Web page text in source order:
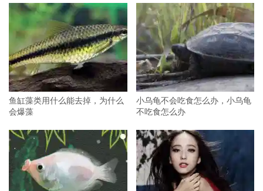
鱼缸藻类用什么能去掉，为什么
会爆藻
小乌龟不会吃食怎么办，小乌龟
不吃食怎么办